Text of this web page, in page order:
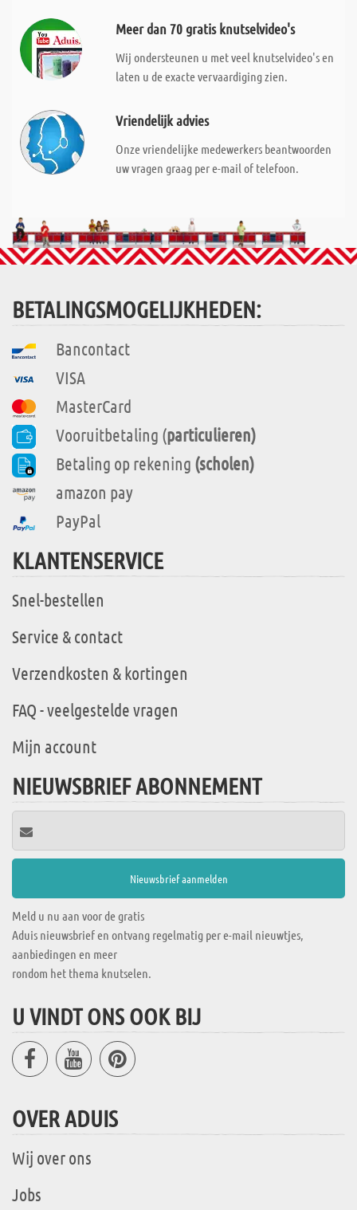
Meer dan 70 gratis knutselvideo's
Wij ondersteunen u met veel knutselvideo's en
laten u de exacte vervaardiging zien.
Vriendelijk advies
Onze vriendelijke medewerkers beantwoorden
uw vragen graag per e-mail of telefoon.
BETALINGSMOGELIJKHEDEN:
Bancontact
VISA
MasterCard
Vooruitbetaling (particulieren)
Betaling op rekening (scholen)
amazon pay
PayPal
KLANTENSERVICE
Snel-bestellen
Service & contact
Verzendkosten & kortingen
FAQ - veelgestelde vragen
Mijn account
NIEUWSBRIEF ABONNEMENT
Meld u nu aan voor de gratis
Aduis nieuwsbrief en ontvang regelmatig per e-mail nieuwtjes,
aanbiedingen en meer
rondom het thema knutselen.
U VINDT ONS OOK BIJ
OVER ADUIS
Wij over ons
Jobs